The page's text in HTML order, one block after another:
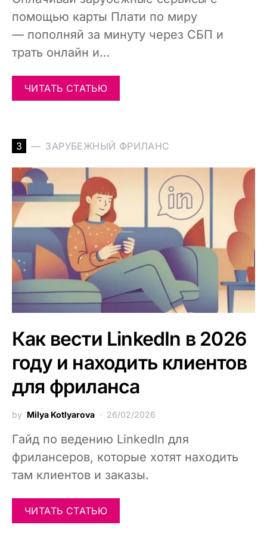
помощью карты Плати по миру
— пополняй за минуту через СБП и
трать онлайн и…
ЧИТАТЬ СТАТЬЮ
З ЗАРУБЕЖНЫЙ ФРИЛАНС
Как вести LinkedIn в 2026
году и находить клиентов
для фриланса
by Milya Kotlyarova 26/02/2026
Гайд по ведению LinkedIn для
фрилансеров, которые хотят находить
там клиентов и заказы.
ЧИТАТЬ СТАТЬЮ